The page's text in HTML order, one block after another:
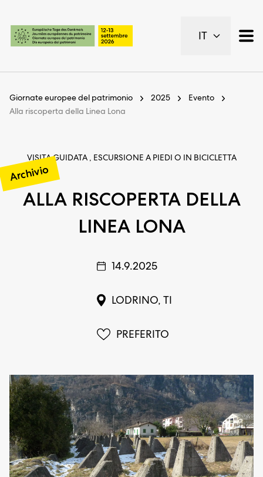
Pagine importanti
Pagina iniziale
Contenuto
Piano del sito
Metanavigazione
IT
Giornate europee del patrimonio 2025
Evento
Alla riscoperta della Linea Lona
VISITA GUIDATA , ESCURSIONE A PIEDI O IN BICICLETTA
Archivio
ALLA RISCOPERTA DELLA
LINEA LONA
14.9.2025
LODRINO, TI
PREFERITO